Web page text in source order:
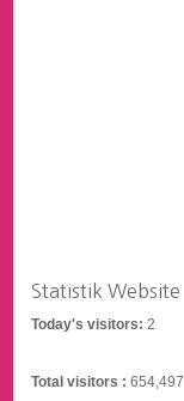
Statistik Website
Today's visitors:2
Total visitors :654,497